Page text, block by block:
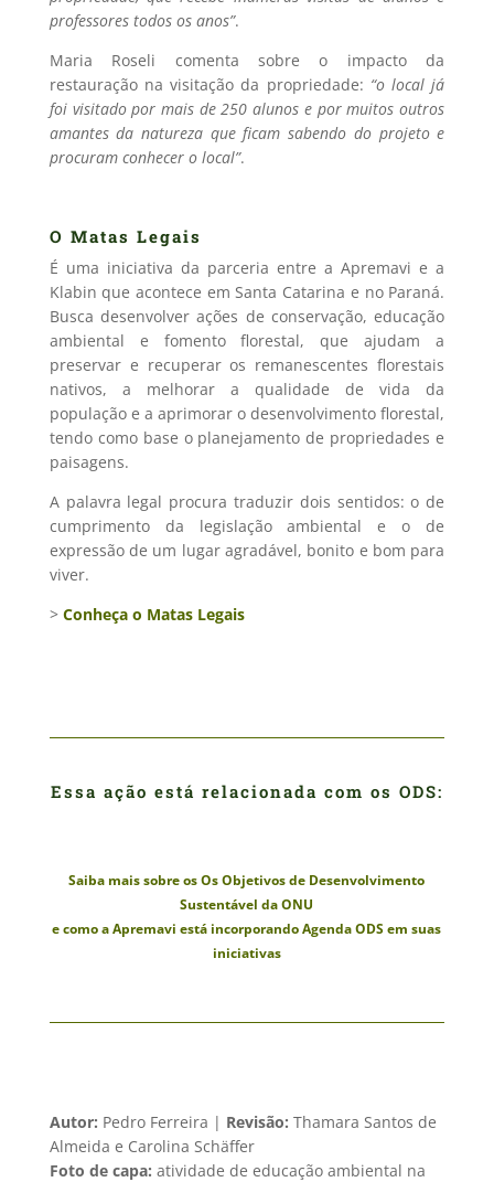
professores todos os anos”.
Maria Roseli comenta sobre o impacto da
restauração na visitação da propriedade: “o local já
foi visitado por mais de 250 alunos e por muitos outros
amantes da natureza que ficam sabendo do projeto e
procuram conhecer o local”.
O Matas Legais
É uma iniciativa da parceria entre a Apremavi e a
Klabin que acontece em Santa Catarina e no Paraná.
Busca desenvolver ações de conservação, educação
ambiental e fomento florestal, que ajudam a
preservar e recuperar os remanescentes florestais
nativos, a melhorar a qualidade de vida da
população e a aprimorar o desenvolvimento florestal,
tendo como base o planejamento de propriedades e
paisagens.
A palavra legal procura traduzir dois sentidos: o de
cumprimento da legislação ambiental e o de
expressão de um lugar agradável, bonito e bom para
viver.
> Conheça o Matas Legais
Essa ação está relacionada com os ODS:
Saiba mais sobre os Os Objetivos de Desenvolvimento
Sustentável da ONU
e como a Apremavi está incorporando Agenda ODS em suas
iniciativas
Autor: Pedro Ferreira | Revisão: Thamara Santos de
Almeida e Carolina Schäffer
Foto de capa: atividade de educação ambiental na